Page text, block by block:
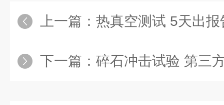
上一篇： 热真空测试 5天出报
下一篇： 碎石冲击试验 第三